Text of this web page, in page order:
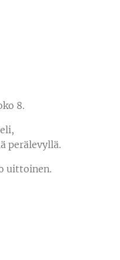
8.
perälevyllä.
uittoinen.